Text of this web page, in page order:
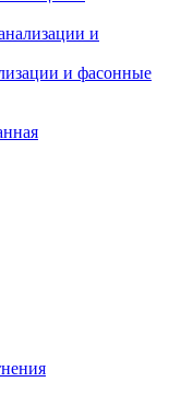
и
и фасонные